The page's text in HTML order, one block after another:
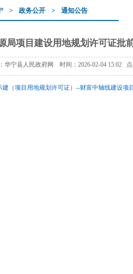
> 政务公开 > 通知公告
局项目建设用地规划许可证批
华宁县人民政府网 时间：2026-02-04 15:02
（项目用地规划许可证）--财富中轴线建设项